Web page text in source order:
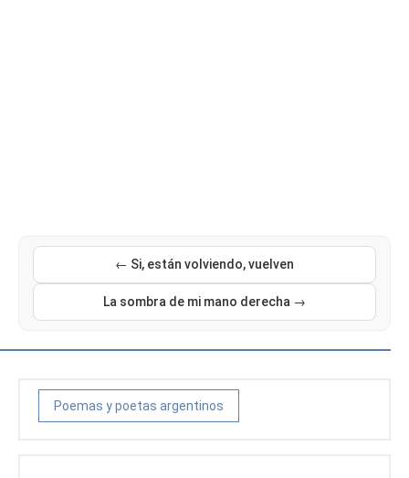
← Si, están volviendo, vuelven
La sombra de mi mano derecha →
Poemas y poetas argentinos